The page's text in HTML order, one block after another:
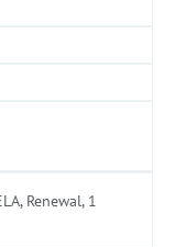
Renewal, 1